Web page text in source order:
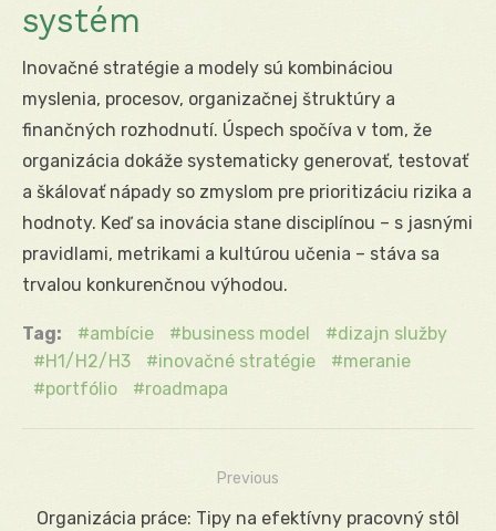
systém
Inovačné stratégie a modely sú kombináciou
myslenia, procesov, organizačnej štruktúry a
finančných rozhodnutí. Úspech spočíva v tom, že
organizácia dokáže systematicky generovať, testovať
a škálovať nápady so zmyslom pre prioritizáciu rizika a
hodnoty. Keď sa inovácia stane disciplínou – s jasnými
pravidlami, metrikami a kultúrou učenia – stáva sa
trvalou konkurenčnou výhodou.
Tag: ambície business model
dizajn služby
H1/H2/H3
inovačné stratégie
meranie
portfólio
roadmapa
Navigácia
Previous
Previous
Organizácia práce: Tipy na efektívny pracovný stôl